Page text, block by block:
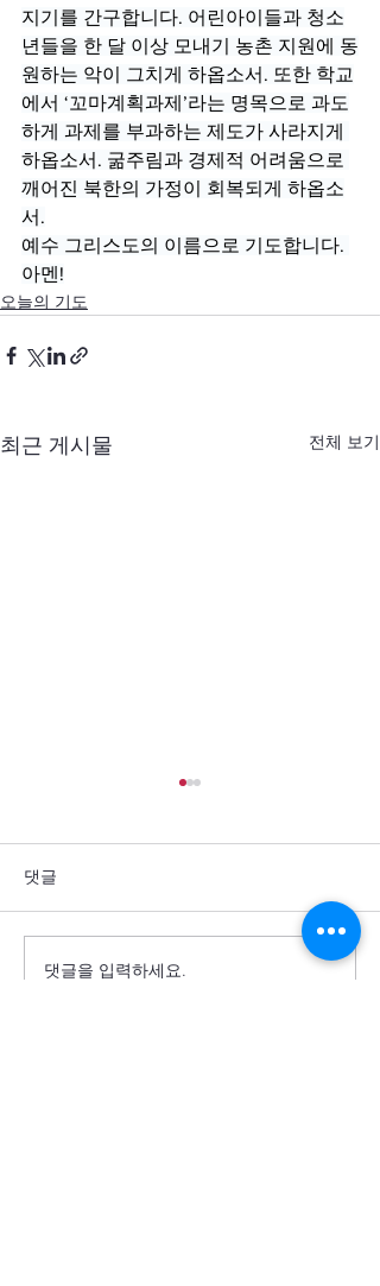
지기를 간구합니다. 어린아이들과 청소
년들을 한 달 이상 모내기 농촌 지원에 동
원하는 악이 그치게 하옵소서. 또한 학교
에서 ‘꼬마계획과제’라는 명목으로 과도
하게 과제를 부과하는 제도가 사라지게
하옵소서. 굶주림과 경제적 어려움으로
깨어진 북한의 가정이 회복되게 하옵소
서.
예수 그리스도의 이름으로 기도합니다.
아멘!
오늘의 기도
최근 게시물 전체 보기
군사력 과시 뒤에 가려진
댓글
댓글을 입력하세요.